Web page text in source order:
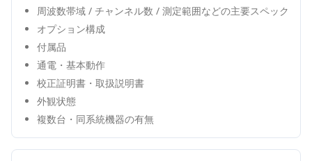
周波数帯域 / チャンネル数 / 測定範囲などの主要スペック
オプション構成
付属品
通電・基本動作
校正証明書・取扱説明書
外観状態
複数台・同系統機器の有無